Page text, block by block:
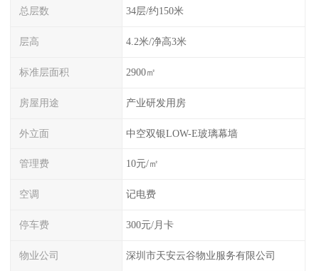
总层数 34层/约150米
层高 4.2米/净高3米
标准层面积 2900㎡
房屋用途 产业研发用房
外立面 中空双银LOW-E玻璃幕墙
管理费 10元/㎡
空调 记电费
停车费 300元/月卡
物业公司 深圳市天安云谷物业服务有限公司